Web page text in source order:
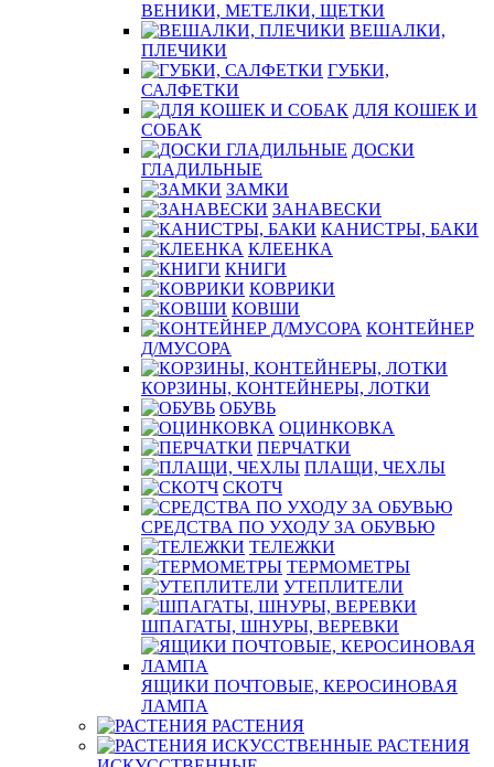
ВЕНИКИ, МЕТЕЛКИ, ЩЕТКИ
ВЕШАЛКИ,
ПЛЕЧИКИ
ГУБКИ,
САЛФЕТКИ
ДЛЯ КОШЕК И
СОБАК
ДОСКИ
ГЛАДИЛЬНЫЕ
ЗАМКИ
ЗАНАВЕСКИ
КАНИСТРЫ, БАКИ
КЛЕЕНКА
КНИГИ
КОВРИКИ
КОВШИ
КОНТЕЙНЕР
Д/МУСОРА
КОРЗИНЫ, КОНТЕЙНЕРЫ, ЛОТКИ
ОБУВЬ
ОЦИНКОВКА
ПЕРЧАТКИ
ПЛАЩИ, ЧЕХЛЫ
СКОТЧ
СРЕДСТВА ПО УХОДУ ЗА ОБУВЬЮ
ТЕЛЕЖКИ
ТЕРМОМЕТРЫ
УТЕПЛИТЕЛИ
ШПАГАТЫ, ШНУРЫ, ВЕРЕВКИ
ЯЩИКИ ПОЧТОВЫЕ, КЕРОСИНОВАЯ
ЛАМПА
РАСТЕНИЯ
РАСТЕНИЯ